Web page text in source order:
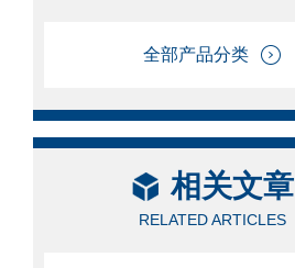
全部产品分类
相关文章
RELATED ARTICLES